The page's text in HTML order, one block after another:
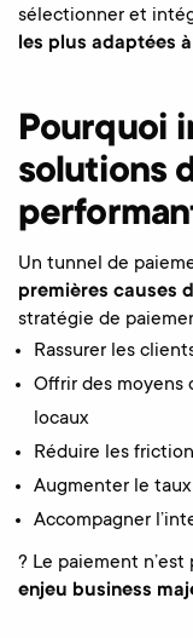
sélectionner et
les plus adaptées
Pourquoi
solutions
Un tunnel de
premières causes
stratégie de
Rassurer les
Offrir des moyens
locaux
Réduire les
Augmenter le
Accompagner
? Le paiement n’est
enjeu business